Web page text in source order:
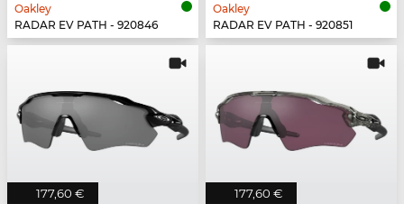
Oakley
RADAR EV PATH - 920846
Oakley
RADAR EV PATH - 920851
177,60 € 177,60 €